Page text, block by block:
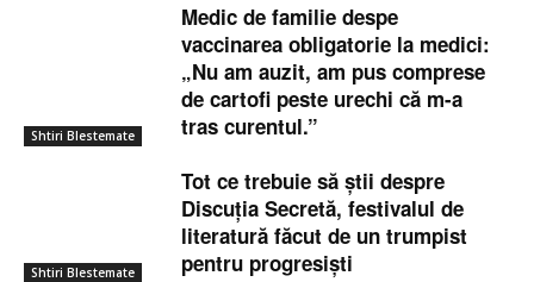
Shtiri Blestemate
Medic de familie despe
vaccinarea obligatorie la medici:
„Nu am auzit, am pus comprese
de cartofi peste urechi că m-a
tras curentul.”
Shtiri Blestemate
Tot ce trebuie să știi despre
Discuția Secretă, festivalul de
literatură făcut de un trumpist
pentru progresiști